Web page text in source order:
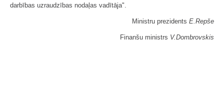
darbības uzraudzības nodaļas vadītāja".
Ministru prezidents E.Repše
Finanšu ministrs V.Dombrovskis